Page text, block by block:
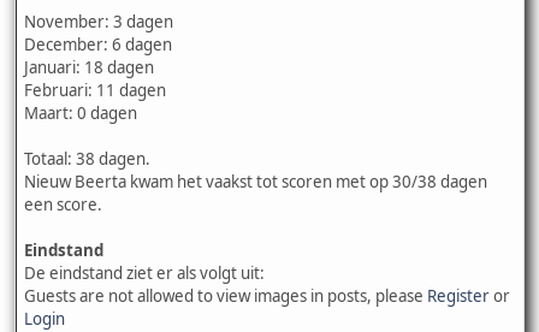
November: 3 dagen
December: 6 dagen
Januari: 18 dagen
Februari: 11 dagen
Maart: 0 dagen
Totaal: 38 dagen.
Nieuw Beerta kwam het vaakst tot scoren met op 30/38 dagen
een score.
Eindstand
De eindstand ziet er als volgt uit:
Guests are not allowed to view images in posts, please Registeror
Login